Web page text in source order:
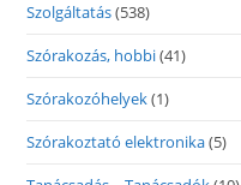
Szolgáltatás(538)
Szórakozás, hobbi(41)
Szórakozóhelyek(1)
Szórakoztató elektronika(5)